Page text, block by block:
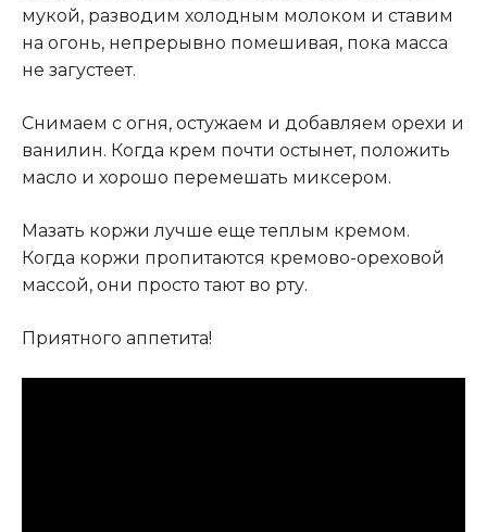
мукой, разводим холодным молоком и ставим
на огонь, непрерывно помешивая, пока масса
не загустеет.
Снимаем с огня, остужаем и добавляем орехи и
ванилин. Когда крем почти остынет, положить
масло и хорошо перемешать миксером.
Мазать коржи лучше еще теплым кремом.
Когда коржи пропитаются кремово-ореховой
массой, они просто тают во рту.
Приятного аппетита!